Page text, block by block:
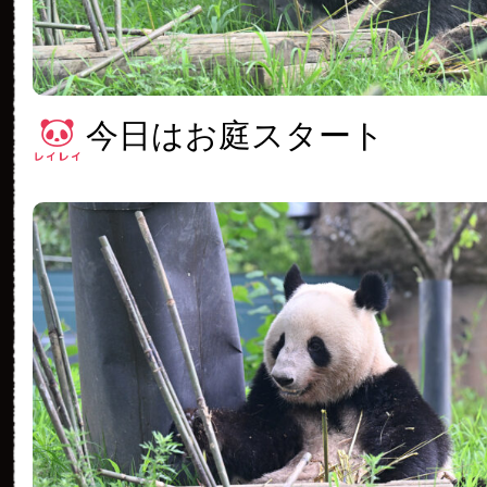
今日はお庭スタート